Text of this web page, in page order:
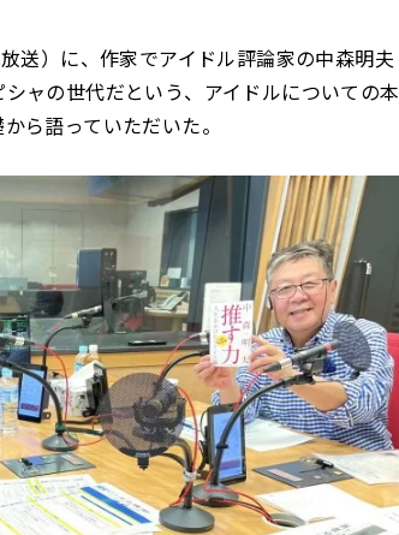
送）に、作家でアイドル評論家の中森明夫
ャの世代だという、アイドルについての本
ら語っていただいた。